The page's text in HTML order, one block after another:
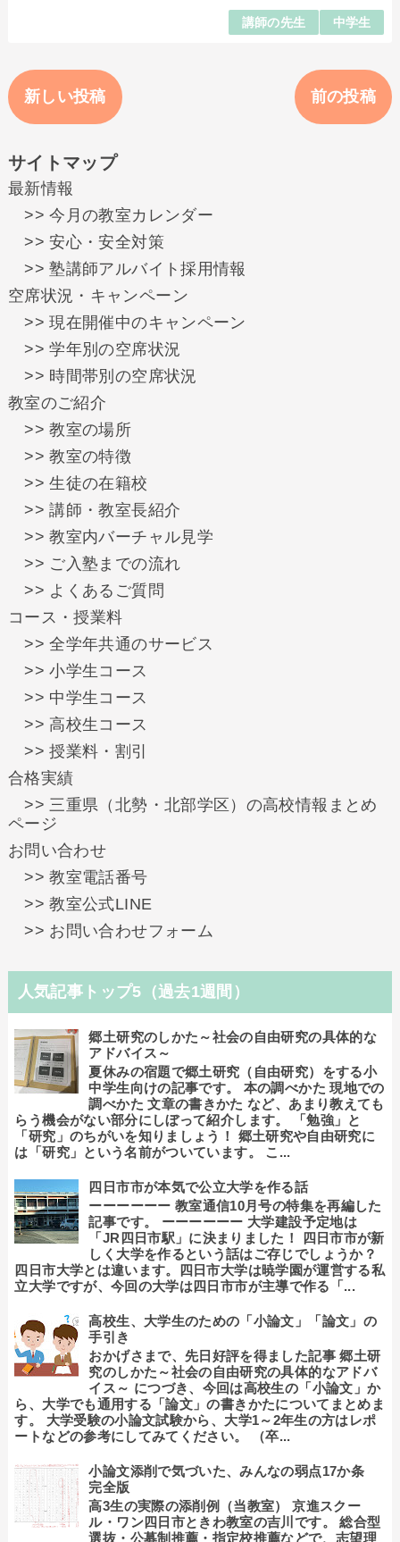
講師の先生 中学生
新しい投稿 前の投稿
サイトマップ
最新情報
>> 今月の教室カレンダー
>> 安心・安全対策
>> 塾講師アルバイト採用情報
空席状況・キャンペーン
>> 現在開催中のキャンペーン
>> 学年別の空席状況
>> 時間帯別の空席状況
教室のご紹介
>> 教室の場所
>> 教室の特徴
>> 生徒の在籍校
>> 講師・教室長紹介
>> 教室内バーチャル見学
>> ご入塾までの流れ
>> よくあるご質問
コース・授業料
>> 全学年共通のサービス
>> 小学生コース
>> 中学生コース
>> 高校生コース
>> 授業料・割引
合格実績
>> 三重県（北勢・北部学区）の高校情報まとめ
ページ
お問い合わせ
>> 教室電話番号
>> 教室公式LINE
>> お問い合わせフォーム
人気記事トップ5（過去1週間）
郷土研究のしかた～社会の自由研究の具体的な
アドバイス～
夏休みの宿題で郷土研究（自由研究）をする小
中学生向けの記事です。 本の調べかた 現地での
調べかた 文章の書きかた など、あまり教えても
らう機会がない部分にしぼって紹介します。 「勉強」と
「研究」のちがいを知りましょう！ 郷土研究や自由研究に
は「研究」という名前がついています。 こ...
四日市市が本気で公立大学を作る話
ーーーーーー 教室通信10月号の特集を再編した
記事です。 ーーーーーー 大学建設予定地は
「JR四日市駅」に決まりました！ 四日市市が新
しく大学を作るという話はご存じでしょうか？
四日市大学とは違います。四日市大学は暁学園が運営する私
立大学ですが、今回の大学は四日市市が主導で作る「...
高校生、大学生のための「小論文」「論文」の
手引き
おかげさまで、先日好評を得ました記事 郷土研
究のしかた～社会の自由研究の具体的なアドバ
イス～ につづき、今回は高校生の「小論文」か
ら、大学でも通用する「論文」の書きかたについてまとめま
す。 大学受験の小論文試験から、大学1～2年生の方はレポ
ートなどの参考にしてみてください。 （卒...
小論文添削で気づいた、みんなの弱点17か条
完全版
高3生の実際の添削例（当教室） 京進スクー
ル・ワン四日市ときわ教室の吉川です。 総合型
選抜・公募制推薦・指定校推薦などで、志望理